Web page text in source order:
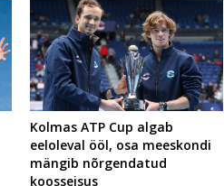
Kolmas ATP Cup algab
eeloleval ööl, osa meeskondi
mängib nõrgendatud
koosseisus